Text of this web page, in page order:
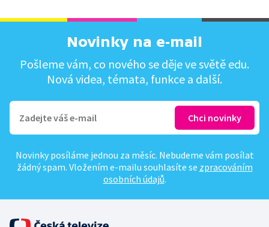
Novinky na e-mail
Pošleme vám, co nového se děje ve světě edu.
Nová videa, témata, funkce a další.
Novinky posíláme jednou za měsíc. Nebudeme vám posílat
žádný spam. Vložením e-mailu souhlasíte se zpracováním
osobních údajů.